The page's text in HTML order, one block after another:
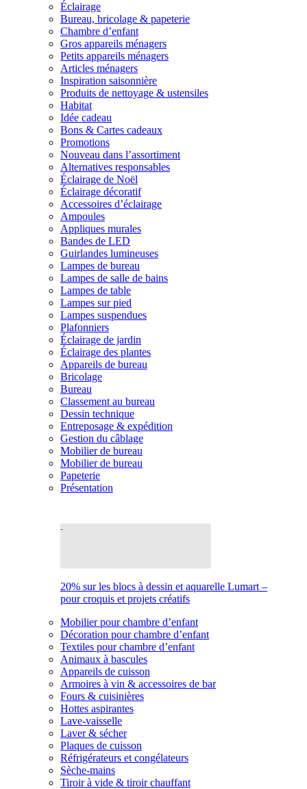
Éclairage
Bureau, bricolage & papeterie
Chambre d’enfant
Gros appareils ménagers
Petits appareils ménagers
Articles ménagers
Inspiration saisonnière
Produits de nettoyage & ustensiles
Habitat
Idée cadeau
Bons & Cartes cadeaux
Promotions
Nouveau dans l’assortiment
Alternatives responsables
Éclairage de Noël
Éclairage décoratif
Accessoires d’éclairage
Ampoules
Appliques murales
Bandes de LED
Guirlandes lumineuses
Lampes de bureau
Lampes de salle de bains
Lampes de table
Lampes sur pied
Lampes suspendues
Plafonniers
Éclairage de jardin
Éclairage des plantes
Appareils de bureau
Bricolage
Bureau
Classement au bureau
Dessin technique
Entreposage & expédition
Gestion du câblage
Mobilier de bureau
Mobilier de bureau
Papeterie
Présentation
20% sur les blocs à dessin et aquarelle Lumart –
pour croquis et projets créatifs
Mobilier pour chambre d’enfant
Décoration pour chambre d’enfant
Textiles pour chambre d’enfant
Animaux à bascules
Appareils de cuisson
Armoires à vin & accessoires de bar
Fours & cuisinières
Hottes aspirantes
Lave-vaisselle
Laver & sécher
Plaques de cuisson
Réfrigérateurs et congélateurs
Sèche-mains
Tiroir à vide & tiroir chauffant